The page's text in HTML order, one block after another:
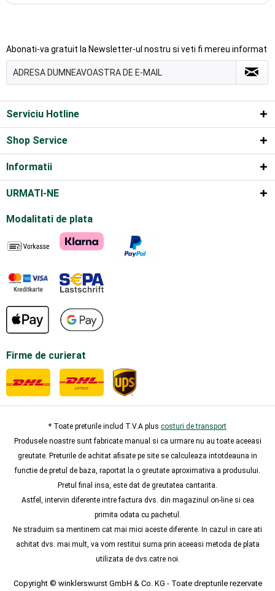
Abonati-va gratuit la Newsletter-ul nostru si veti fi mereu informat
Serviciu Hotline
Shop Service
Informatii
URMATI-NE
Modalitati de plata
Firme de curierat
* Toate preturile includ T.V.A plus costuri de transport
Produsele noastre sunt fabricate manual si ca urmare nu au toate aceeasi
greutate. Preturile de achitat afisate pe site se calculeaza intotdeauna in
functie de pretul de baza, raportat la o greutate aproximativa a produsului.
Pretul final insa, este dat de greutatea cantarita.
Astfel, intervin diferente intre factura dvs. din magazinul on-line si cea
primita odata cu pachetul.
Ne straduim sa mentinem cat mai mici aceste diferente. In cazul in care ati
achitat dvs. mai mult, va vom restitui suma prin aceeasi metoda de plata
utilizata de dvs.catre noi.
Copyright © winklerswurst GmbH & Co. KG - Toate drepturile rezervate